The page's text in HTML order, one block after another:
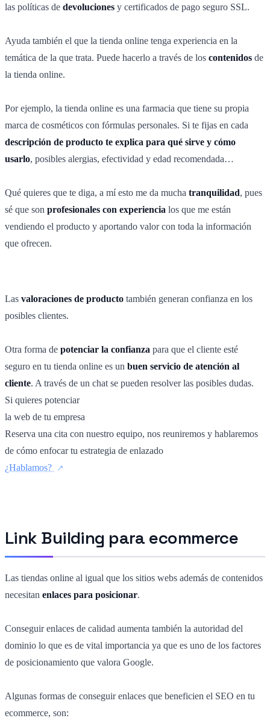
las políticas de devoluciones y certificados de pago seguro SSL.
Ayuda también el que la tienda online tenga experiencia en la
temática de la que trata. Puede hacerlo a través de los contenidos de
la tienda online.
Por ejemplo, la tienda online es una farmacia que tiene su propia
marca de cosméticos con fórmulas personales. Si te fijas en cada
descripción de producto te explica para qué sirve y cómo
usarlo, posibles alergias, efectividad y edad recomendada…
Qué quieres que te diga, a mí esto me da mucha tranquilidad, pues
sé que son profesionales con experiencia los que me están
vendiendo el producto y aportando valor con toda la información
que ofrecen.
Las valoraciones de producto también generan confianza en los
posibles clientes.
Otra forma de potenciar la confianza para que el cliente esté
seguro en tu tienda online es un buen servicio de atención al
cliente. A través de un chat se pueden resolver las posibles dudas.
Si quieres potenciar
la web de tu empresa
Reserva una cita con nuestro equipo, nos reuniremos y hablaremos
de cómo enfocar tu estrategia de enlazado
¿Hablamos?
Link Building para ecommerce
Las tiendas online al igual que los sitios webs además de contenidos
necesitan enlaces para posicionar.
Conseguir enlaces de calidad aumenta también la autoridad del
dominio lo que es de vital importancia ya que es uno de los factores
de posicionamiento que valora Google.
Algunas formas de conseguir enlaces que beneficien el SEO en tu
ecommerce, son: